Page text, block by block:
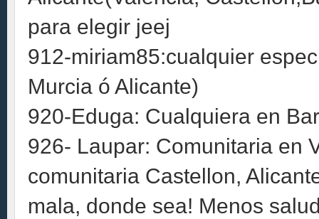
para elegir jeej
912-miriam85:cualquier
Murcia ó Alicante)
920-Eduga: Cualquiera en
926- Laupar: Comunitaria en
comunitaria Castellon,
mala, donde sea! Menos